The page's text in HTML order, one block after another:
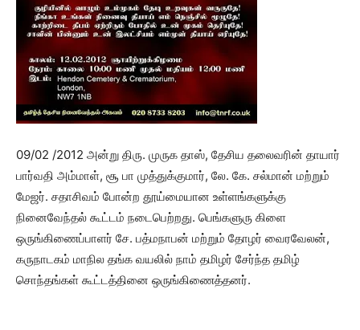
09/02 /2012 அன்று திரு. முருக தாஸ், தேசிய தலைவரின் தாயார்
பார்வதி அம்மாள், சூ பா முத்துக்குமார், லே. கே. சல்மான் மற்றும்
மேஜர். சதாசிவம் போன்ற தூய்மையான உள்ளங்களுக்கு
நினைவேந்தல் கூட்டம் நடைபெற்றது. பெங்களுரு கிளை
ஒருங்கிணைப்பாளர் சே. பத்மநாபன் மற்றும் தோழர் வைரவேலன்,
கருநாடகம் மாநில தங்க வயலில் நாம் தமிழர் சேர்ந்த தமிழ்
சொந்தங்கள் கூட்டத்தினை ஒருங்கிணைத்தனர்.